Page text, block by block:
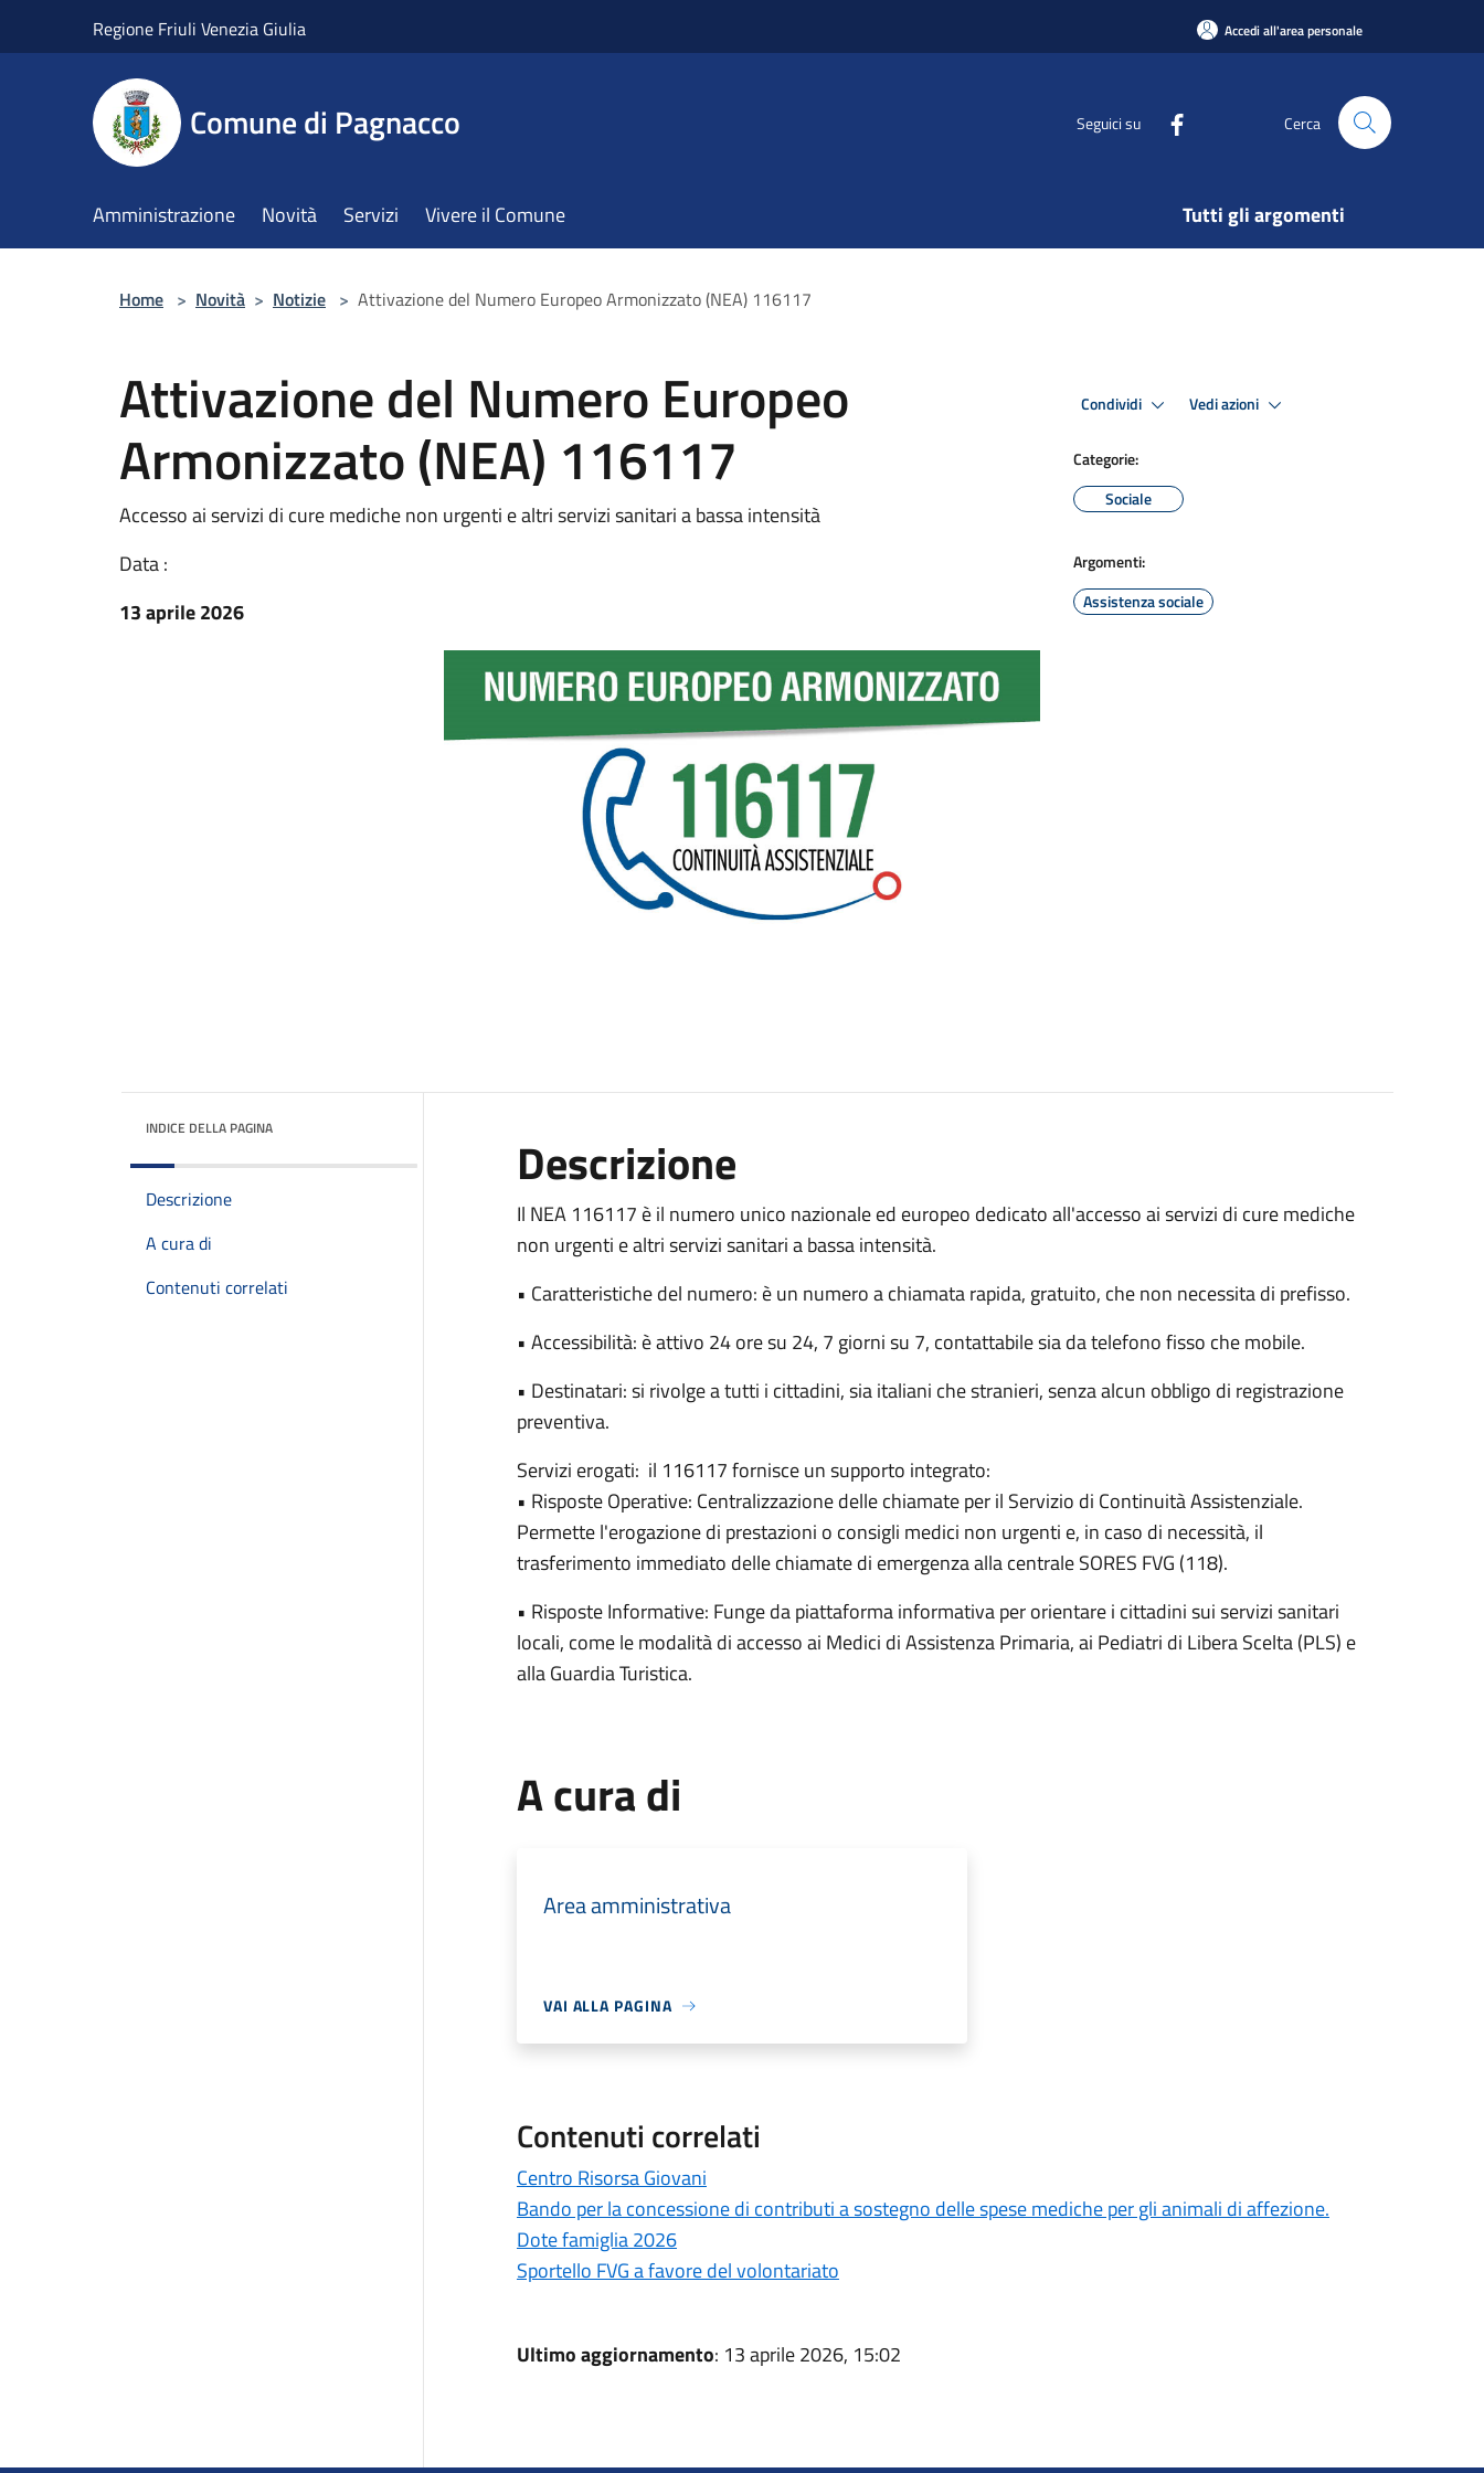
Regione Friuli Venezia Giulia Accedi all'area personale
Comune di Pagnacco Seguici su Cerca
Amministrazione Novità Servizi Vivere il Comune Tutti gli argomenti
Home > Novità > Notizie > Attivazione del Numero Europeo Armonizzato (NEA) 116117
Attivazione del Numero Europeo
Armonizzato (NEA) 116117
Accesso ai servizi di cure mediche non urgenti e altri servizi sanitari a bassa intensità
Data :
13 aprile 2026
Condividi Vedi azioni
Categorie:
Sociale
Argomenti:
Assistenza sociale
INDICE DELLA PAGINA
Descrizione
A cura di
Contenuti correlati
Descrizione
Il NEA 116117 è il numero unico nazionale ed europeo dedicato all'accesso ai servizi di cure mediche
non urgenti e altri servizi sanitari a bassa intensità.
• Caratteristiche del numero: è un numero a chiamata rapida, gratuito, che non necessita di prefisso.
• Accessibilità: è attivo 24 ore su 24, 7 giorni su 7, contattabile sia da telefono fisso che mobile.
• Destinatari: si rivolge a tutti i cittadini, sia italiani che stranieri, senza alcun obbligo di registrazione
preventiva.
Servizi erogati: il 116117 fornisce un supporto integrato:
• Risposte Operative: Centralizzazione delle chiamate per il Servizio di Continuità Assistenziale.
Permette l'erogazione di prestazioni o consigli medici non urgenti e, in caso di necessità, il
trasferimento immediato delle chiamate di emergenza alla centrale SORES FVG (118).
• Risposte Informative: Funge da piattaforma informativa per orientare i cittadini sui servizi sanitari
locali, come le modalità di accesso ai Medici di Assistenza Primaria, ai Pediatri di Libera Scelta (PLS) e
alla Guardia Turistica.
A cura di
Area amministrativa
VAI ALLA PAGINA
Contenuti correlati
Centro Risorsa Giovani
Bando per la concessione di contributi a sostegno delle spese mediche per gli animali di affezione.
Dote famiglia 2026
Sportello FVG a favore del volontariato
Ultimo aggiornamento: 13 aprile 2026, 15:02